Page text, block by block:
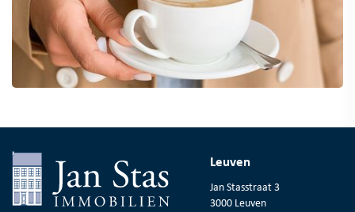
Leuven
Jan Stasstraat 3
3000 Leuven